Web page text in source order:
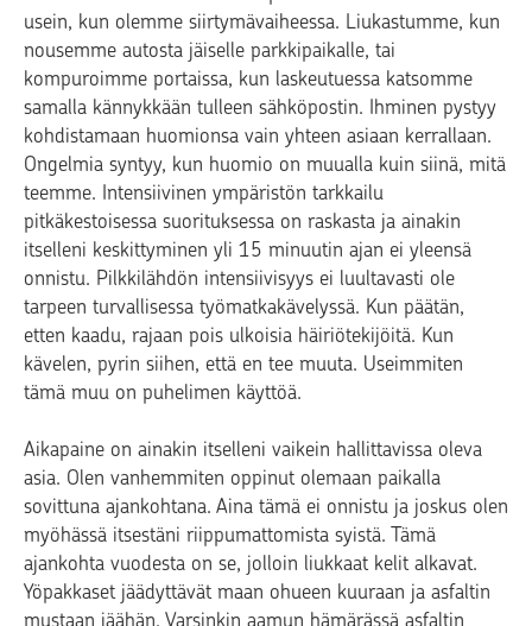
usein, kun olemme siirtymävaiheessa. Liukastumme, kun
nousemme autosta jäiselle parkkipaikalle, tai
kompuroimme portaissa, kun laskeutuessa katsomme
samalla kännykkään tulleen sähköpostin. Ihminen pystyy
kohdistamaan huomionsa vain yhteen asiaan kerrallaan.
Ongelmia syntyy, kun huomio on muualla kuin siinä, mitä
teemme. Intensiivinen ympäristön tarkkailu
pitkäkestoisessa suorituksessa on raskasta ja ainakin
itselleni keskittyminen yli 15 minuutin ajan ei yleensä
onnistu. Pilkkilähdön intensiivisyys ei luultavasti ole
tarpeen turvallisessa työmatkakävelyssä. Kun päätän,
etten kaadu, rajaan pois ulkoisia häiriötekijöitä. Kun
kävelen, pyrin siihen, että en tee muuta. Useimmiten
tämä muu on puhelimen käyttöä.
Aikapaine on ainakin itselleni vaikein hallittavissa oleva
asia. Olen vanhemmiten oppinut olemaan paikalla
sovittuna ajankohtana. Aina tämä ei onnistu ja joskus olen
myöhässä itsestäni riippumattomista syistä. Tämä
ajankohta vuodesta on se, jolloin liukkaat kelit alkavat.
Yöpakkaset jäädyttävät maan ohueen kuuraan ja asfaltin
mustaan jäähän. Varsinkin aamun hämärässä asfaltin